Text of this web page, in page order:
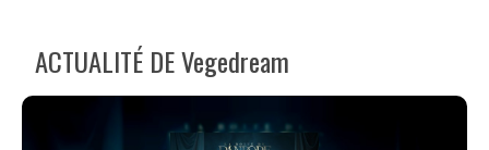
ACTUALITÉ DE Vegedream